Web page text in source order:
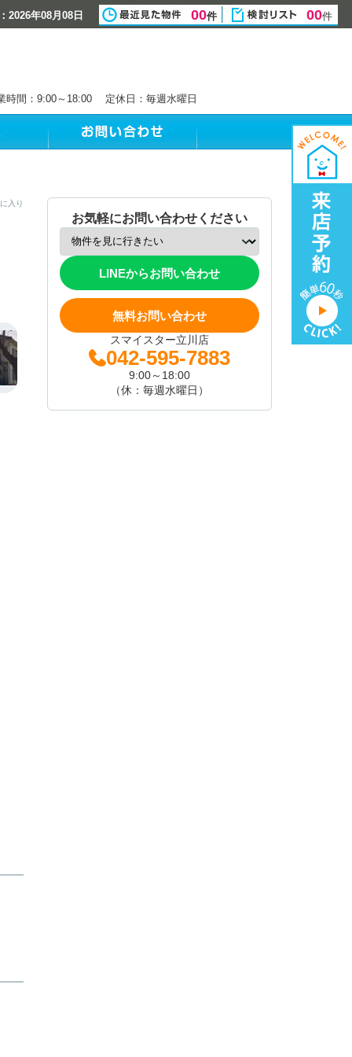
2026年08月08日 00件 00件
時間：9:00～18:00 定休日：毎週水曜日
入り
お気軽にお問い合わせください
LINEからお問い合わせ
無料お問い合わせ
スマイスター立川店
042-595-7883
9:00～18:00
（休：毎週水曜日）